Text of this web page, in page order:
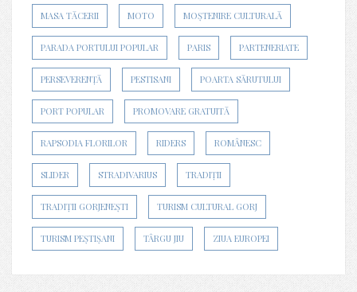
MASA TĂCERII MOTO MOȘTENIRE CULTURALĂ
PARADA PORTULUI POPULAR PARIS PARTENERIATE
PERSEVERENȚĂ PESTISANI POARTA SĂRUTULUI
PORT POPULAR PROMOVARE GRATUITĂ
RAPSODIA FLORILOR RIDERS ROMÂNESC
SLIDER STRADIVARIUS TRADIȚII
TRADIȚII GORJENEȘTI TURISM CULTURAL GORJ
TURISM PEȘTIȘANI TÂRGU JIU ZIUA EUROPEI